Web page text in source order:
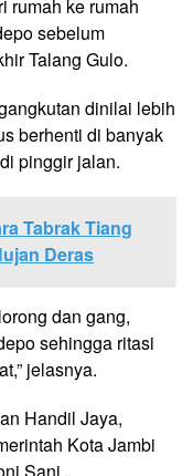
rumah ke rumah
sebelum
Talang Gulo.
dinilai lebih
berhenti di banyak
pinggir jalan.
Tabrak Tiang
Deras
dan gang,
sehingga ritasi
jelasnya.
Handil Jaya,
Kota Jambi